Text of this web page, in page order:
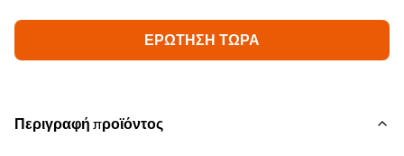
ΕΡΏΤΗΣΗ ΤΏΡΑ
Περιγραφή προϊόντος